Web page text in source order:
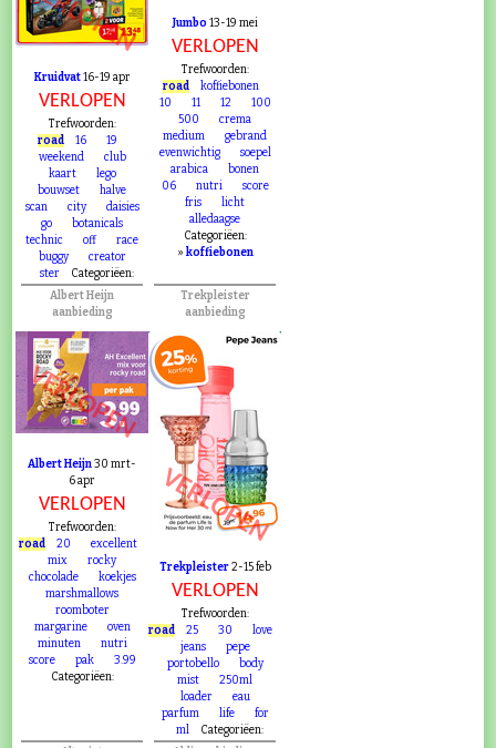
VERLOPEN
Kruidvat16-19 apr
VERLOPEN
Trefwoorden:
road
weekend
club
kaart
lego
bouwset
halve
scan
botanicals
technic
off
race
buggy
creator
ster
Categoriëen:
Jumbo13-19 mei
VERLOPEN
Trefwoorden:
road
100
500
crema
medium
gebrand
evenwichtig
arabica
bonen
nutri
fris
licht
alledaagse
Albert Heijn
aanbieding
VERLOPEN
Albert Heijn
6 apr
VERLOPEN
Trefwoorden:
road
20
excellent
rocky
marshmallows
roomboter
oven
minuten
pak
Trekpleister
aanbieding
VERLOPEN
Trekpleister2-15 feb
VERLOPEN
Trefwoorden:
25 30
love
jeans
pepe
portobello
mist
250ml
loader
eau
parfum
life
for